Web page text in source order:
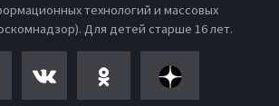
технологий и массовых
Для детей старше 16 лет.